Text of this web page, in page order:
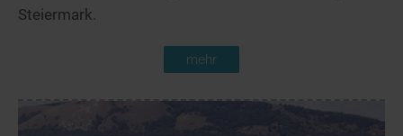
Steiermark.
mehr